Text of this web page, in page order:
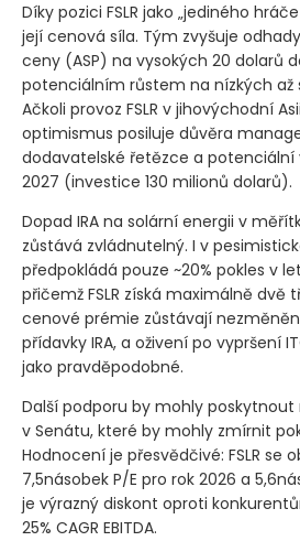
Díky pozici FSLR jako „jediného
její cenová síla. Tým zvyšuje
ceny (ASP) na vysokých 20 dolarů
potenciálním růstem na nízkých až
Ačkoli provoz FSLR v jihovýchodní
optimismus posiluje důvěra
dodavatelské řetězce a potenciální
2027 (investice 130 milionů dolarů).
Dopad IRA na solární energii v
zůstává zvládnutelný. I v
předpokládá pouze ~20% pokles v
přičemž FSLR získá maximálně
cenové prémie zůstávají
přídavky IRA, a oživení po vypršení
jako pravděpodobné.
Další podporu by mohly
v Senátu, které by mohly zmírnit
Hodnocení je přesvědčivé: FSLR se
7,5násobek P/E pro rok 2026 a
je výrazný diskont oproti
25% CAGR EBITDA.